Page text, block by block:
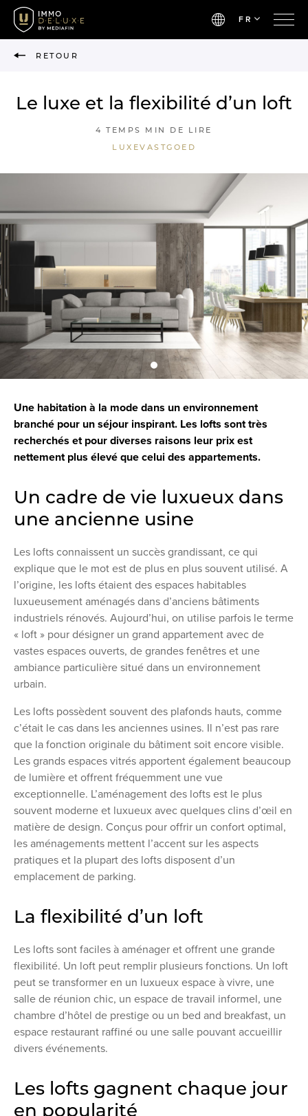
FR
RETOUR
Le luxe et la flexibilité d’un loft
4 TEMPS MIN DE LIRE
LUXEVASTGOED
Une habitation à la mode dans un environnement
branché pour un séjour inspirant. Les lofts sont très
recherchés et pour diverses raisons leur prix est
nettement plus élevé que celui des appartements.
Un cadre de vie luxueux dans
une ancienne usine
Les lofts connaissent un succès grandissant, ce qui
explique que le mot est de plus en plus souvent utilisé. A
l’origine, les lofts étaient des espaces habitables
luxueusement aménagés dans d’anciens bâtiments
industriels rénovés. Aujourd’hui, on utilise parfois le terme
« loft » pour désigner un grand appartement avec de
vastes espaces ouverts, de grandes fenêtres et une
ambiance particulière situé dans un environnement
urbain.
Les lofts possèdent souvent des plafonds hauts, comme
c’était le cas dans les anciennes usines. Il n’est pas rare
que la fonction originale du bâtiment soit encore visible.
Les grands espaces vitrés apportent également beaucoup
de lumière et offrent fréquemment une vue
exceptionnelle. L’aménagement des lofts est le plus
souvent moderne et luxueux avec quelques clins d’œil en
matière de design. Conçus pour offrir un confort optimal,
les aménagements mettent l’accent sur les aspects
pratiques et la plupart des lofts disposent d’un
emplacement de parking.
La flexibilité d’un loft
Les lofts sont faciles à aménager et offrent une grande
flexibilité. Un loft peut remplir plusieurs fonctions. Un loft
peut se transformer en un luxueux espace à vivre, une
salle de réunion chic, un espace de travail informel, une
chambre d’hôtel de prestige ou un bed and breakfast, un
espace restaurant raffiné ou une salle pouvant accueillir
divers événements.
Les lofts gagnent chaque jour
en popularité